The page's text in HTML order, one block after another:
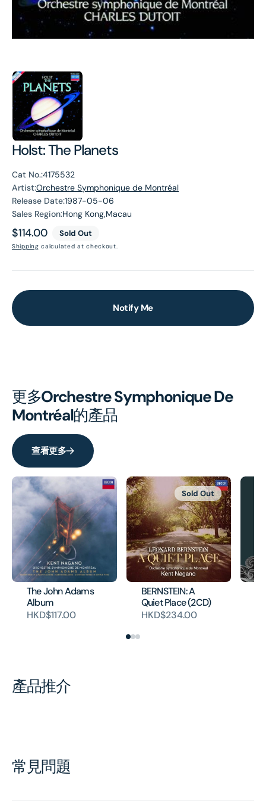
Holst: The Planets
Cat No.:4175532
Artist:Orchestre Symphonique de Montréal
Release Date:1987-05-06
Sales Region:Hong Kong,Macau
Regular
price
$114.00 Sold Out
Shipping calculated at checkout.
Notify Me
更多Orchestre Symphonique De
Montréal的產品
查看更多
The John Adams
Album
HKD$117.00
BERNSTEIN: A
Quiet Place (2CD)
HKD$234.00
Sold Out
產品推介
常見問題